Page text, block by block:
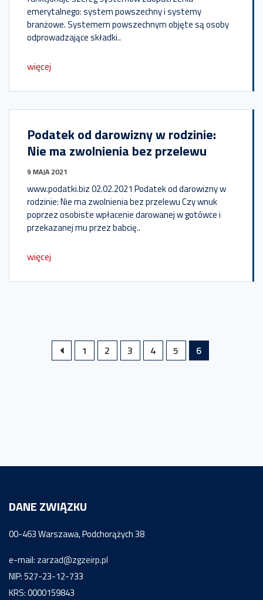
emerytalnego: system powszechny i systemy
branżowe. Systemem powszechnym objęte są osoby
odprowadzające składki..
więcej
Podatek od darowizny w rodzinie:
Nie ma zwolnienia bez przelewu
9 MAJA 2021
www.podatki.biz 02.02.2021 Podatek od darowizny w
rodzinie: Nie ma zwolnienia bez przelewu Czy wnuk
poprzez osobiste wpłacenie darowanej w gotówce i
przekazanej mu przez babcię..
więcej
1 2 3 4 5 6
DANE ZWIĄZKU
00-463 Warszawa, Podchorążych 38
e-mail: zarzad@zgzeirp.pl
NIP: 527-23-12-733
KRS: 0000159843